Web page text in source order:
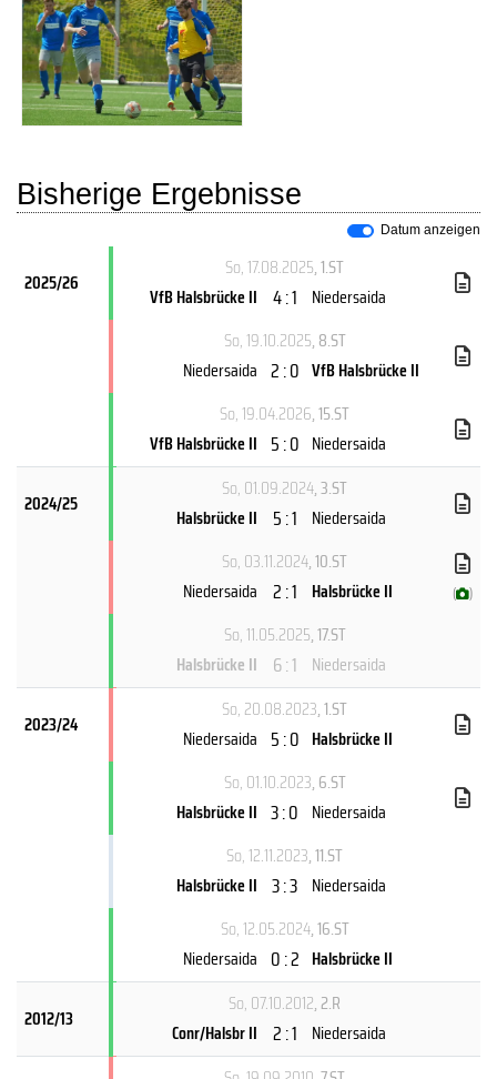
Bisherige Ergebnisse
Datum anzeigen
2025/26
So, 17.08.2025, 1.ST
VfB Halsbrücke II 4 : 1 Niedersaida
So, 19.10.2025, 8.ST
Niedersaida 2 : 0 VfB Halsbrücke II
So, 19.04.2026, 15.ST
VfB Halsbrücke II 5 : 0 Niedersaida
2024/25
So, 01.09.2024, 3.ST
Halsbrücke II
5 : 1 Niedersaida
So, 03.11.2024, 10.ST
Niedersaida 2 : 1 Halsbrücke II ( )
So, 11.05.2025, 17.ST
Halsbrücke II
6 : 1 Niedersaida
2023/24
So, 20.08.2023, 1.ST
Niedersaida 5 : 0 Halsbrücke II
So, 01.10.2023, 6.ST
Halsbrücke II 3 : 0 Niedersaida
So, 12.11.2023, 11.ST
Halsbrücke II 3 : 3 Niedersaida
So, 12.05.2024, 16.ST
Niedersaida 0 : 2 Halsbrücke II
2012/13
So, 07.10.2012, 2.R
Conr/Halsbr II 2 : 1 Niedersaida